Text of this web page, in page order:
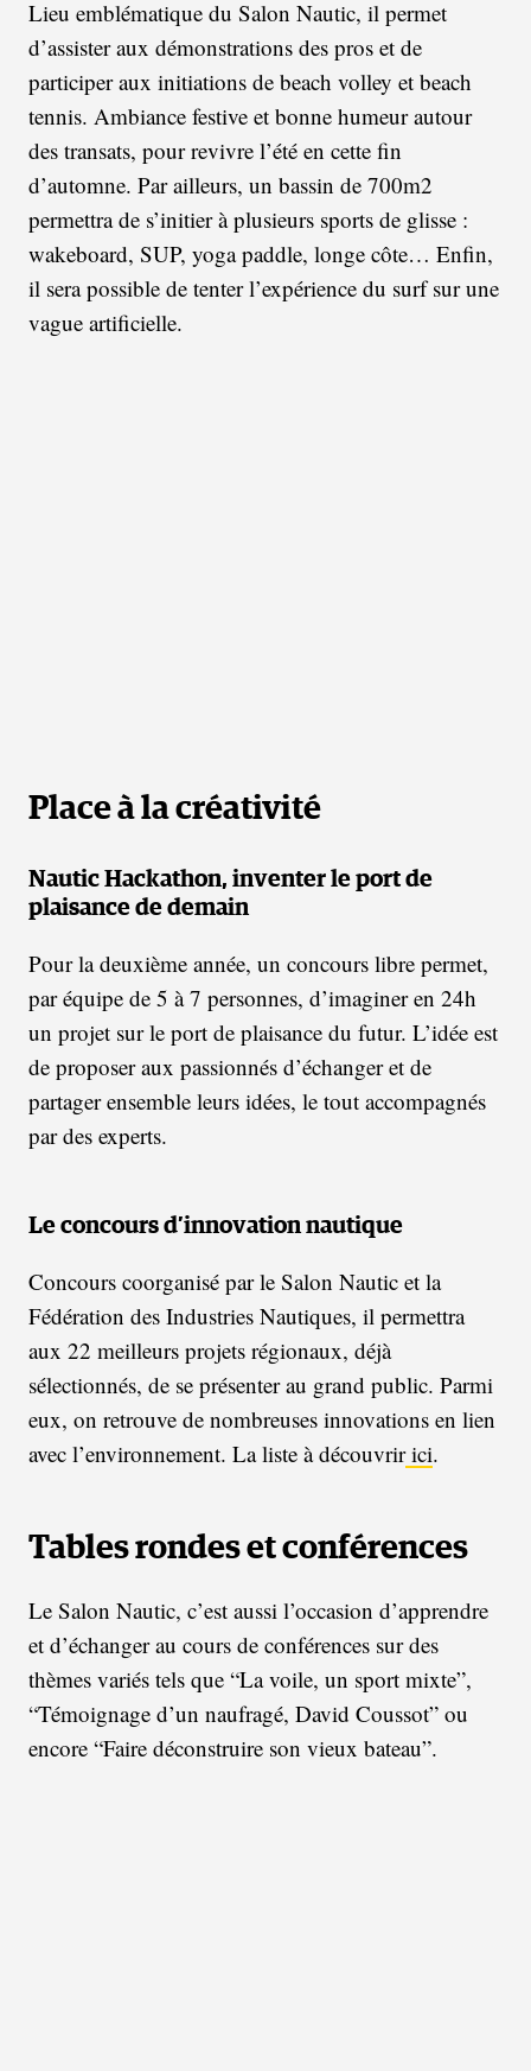
Lieu emblématique du Salon Nautic, il permet
d’assister aux démonstrations des pros et de
participer aux initiations de beach volley et beach
tennis. Ambiance festive et bonne humeur autour
des transats, pour revivre l’été en cette fin
d’automne. Par ailleurs, un bassin de 700m2
permettra de s’initier à plusieurs sports de glisse :
wakeboard, SUP, yoga paddle, longe côte… Enfin,
il sera possible de tenter l’expérience du surf sur une
vague artificielle.
Place à la créativité
Nautic Hackathon, inventer le port de
plaisance de demain
Pour la deuxième année, un concours libre permet,
par équipe de 5 à 7 personnes, d’imaginer en 24h
un projet sur le port de plaisance du futur. L’idée est
de proposer aux passionnés d’échanger et de
partager ensemble leurs idées, le tout accompagnés
par des experts.
Le concours d’innovation nautique
Concours coorganisé par le Salon Nautic et la
Fédération des Industries Nautiques, il permettra
aux 22 meilleurs projets régionaux, déjà
sélectionnés, de se présenter au grand public. Parmi
eux, on retrouve de nombreuses innovations en lien
avec l’environnement. La liste à découvririci.
Tables rondes et conférences
Le Salon Nautic, c’est aussi l’occasion d’apprendre
et d’échanger au cours de conférences sur des
thèmes variés tels que “La voile, un sport mixte”,
“Témoignage d’un naufragé, David Coussot” ou
encore “Faire déconstruire son vieux bateau”.